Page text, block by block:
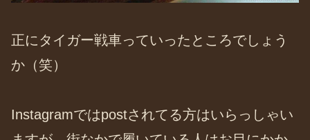
正にタイガー戦車っていったところでしょう
か（笑）
Instagramではpostされてる方はいらっしゃい